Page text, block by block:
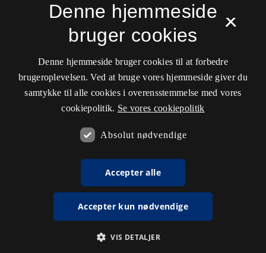
×
Denne hjemmeside
bruger cookies
Denne hjemmeside bruger cookies til at forbedre
brugeroplevelsen. Ved at bruge vores hjemmeside giver du
samtykke til alle cookies i overensstemmelse med vores
cookiepolitik. Se vores cookiepolitik
Absolut nødvendige
Accepter alle
Accepter kun nødvendige
VIS DETALJER